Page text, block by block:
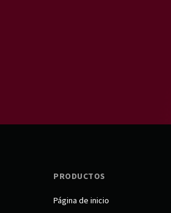
PRODUCTOS
Página de inicio